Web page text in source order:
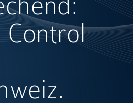
Control